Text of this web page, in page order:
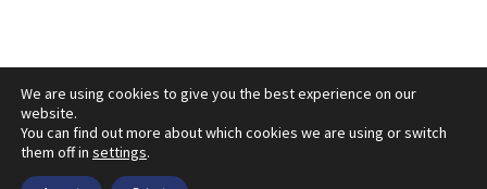
We are using cookies to give you the best experience on our
website.
You can find out more about which cookies we are using or switch
them off in settings.